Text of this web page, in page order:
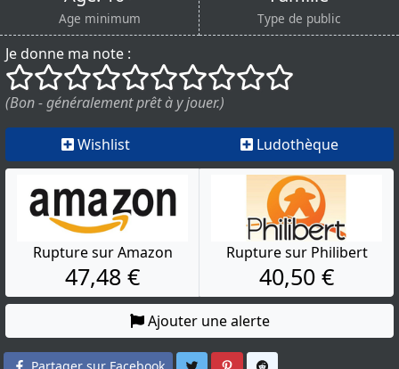
Age minimum Type de public
Je donne ma note :
()
() () () () () () () ()
()
(Bon - généralement prêt à y jouer.)
Wishlist Ludothèque
Rupture sur Amazon
47,48 €
Rupture sur Philibert
40,50 €
Ajouter une alerte
Partager sur Twitter
Partager sur Pinterest